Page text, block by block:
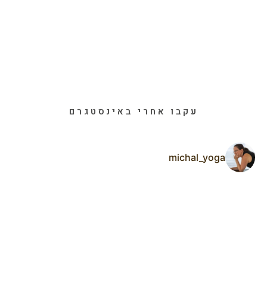
עקבו אחרי באינסטגרם
michal_yoga